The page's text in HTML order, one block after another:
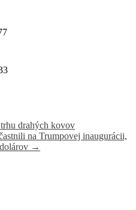
drahých kovov
na Trumpovej inaugurácii,
→